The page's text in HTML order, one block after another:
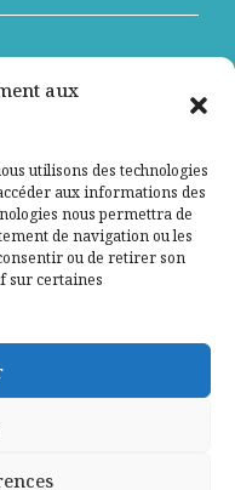
aux
utilisons des technologies
aux informations des
nous permettra de
de navigation ou les
ou de retirer son
sur certaines